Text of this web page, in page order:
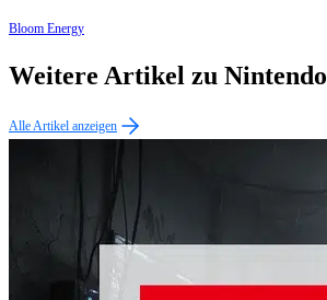
Bloom Energy
Weitere Artikel zu Nintendo
Alle Artikel anzeigen